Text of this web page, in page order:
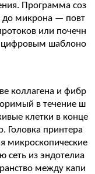
Программа соз
до микрона — повт
или почечн
цифровым шаблоно
коллагена и фибр
в течение ш
клетки в конце
Головка принтера
микроскопические
сеть из эндотелиа
между капи